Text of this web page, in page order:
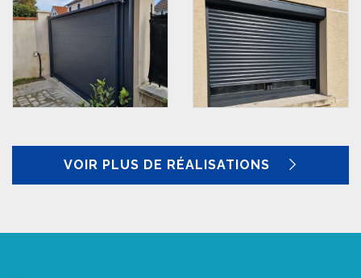
VOIR PLUS DE RÉALISATIONS